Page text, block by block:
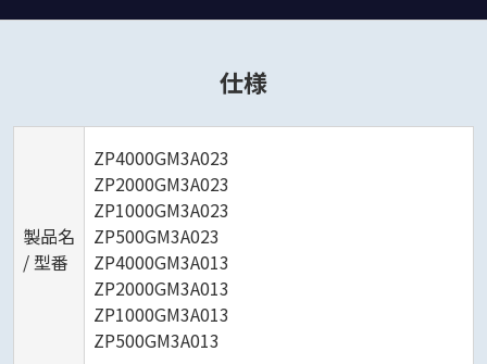
仕様
製品名
/ 型番
ZP4000GM3A023
ZP2000GM3A023
ZP1000GM3A023
ZP500GM3A023
ZP4000GM3A013
ZP2000GM3A013
ZP1000GM3A013
ZP500GM3A013